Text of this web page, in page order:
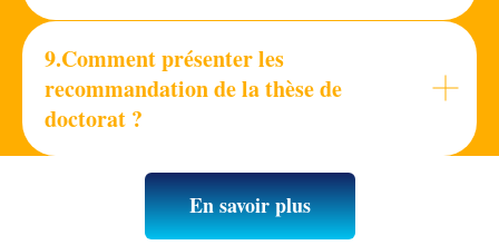
9.Comment présenter les
recommandation de la thèse de
doctorat ?
En savoir plus